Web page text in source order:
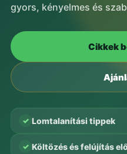
gyors, kényelmes és
Cikkek
✓ Lomtalanítási tippek
✓ Költözés és felújítás